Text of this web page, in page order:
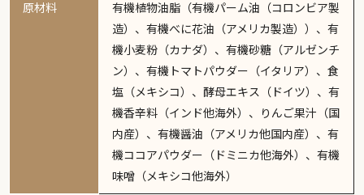
原材料
有機植物油脂（有機パーム油（コロンビア製
造）、有機べに花油（アメリカ製造））、有
機小麦粉（カナダ）、有機砂糖（アルゼンチ
ン）、有機トマトパウダー（イタリア）、食
塩（メキシコ）、酵母エキス（ドイツ）、有
機香辛料（インド他海外）、りんご果汁（国
内産）、有機醤油（アメリカ他国内産）、有
機ココアパウダー（ドミニカ他海外）、有機
味噌（メキシコ他海外）